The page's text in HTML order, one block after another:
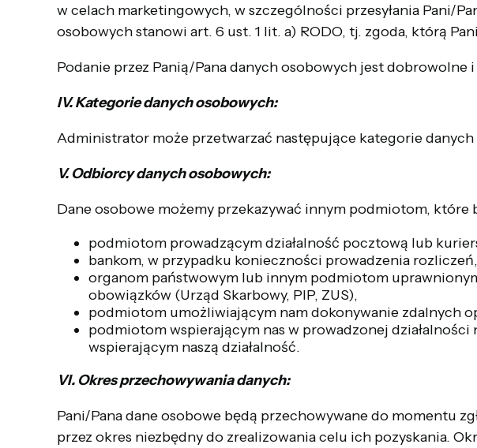
w celach marketingowych, w szczególności przesyłania Pani/
osobowych stanowi art. 6 ust. 1 lit. a) RODO, tj. zgoda, którą
Podanie przez Panią/Pana danych osobowych jest dobrowolne
IV. Kategorie danych osobowych:
Administrator może przetwarzać następujące kategorie
V. Odbiorcy danych osobowych:
Dane osobowe możemy przekazywać innym podmiotom, które
podmiotom prowadzącym działalność pocztową lub
bankom, w przypadku konieczności prowadzenia rozliczeń,
organom państwowym lub innym podmiotom
obowiązków (Urząd Skarbowy, PIP, ZUS),
podmiotom umożliwiającym nam dokonywanie zdalnych
podmiotom wspierającym nas w prowadzonej
wspierającym naszą działalność.
VI. Okres przechowywania danych:
Pani/Pana dane osobowe będą przechowywane do momentu
przez okres niezbędny do zrealizowania celu ich pozyskania.